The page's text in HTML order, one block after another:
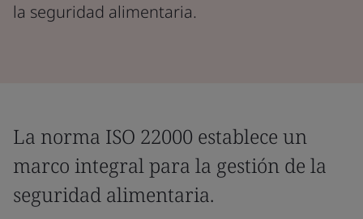
la seguridad alimentaria.
La norma ISO 22000 establece un
marco integral para la gestión de la
seguridad alimentaria.